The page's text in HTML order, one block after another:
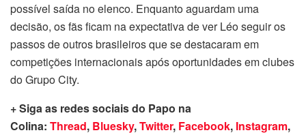
possível saída no elenco. Enquanto aguardam uma
decisão, os fãs ficam na expectativa de ver Léo seguir os
passos de outros brasileiros que se destacaram em
competições internacionais após oportunidades em clubes
do Grupo City.
+ Siga as redes sociais do Papo na
Colina: Thread, Bluesky,Twitter, Facebook, Instagram,